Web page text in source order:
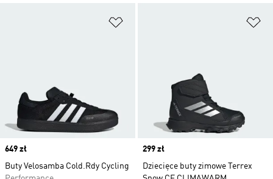
Price
649 zł
Buty Velosamba Cold.Rdy Cycling
Price
299 zł
Dziecięce buty zimowe Terrex